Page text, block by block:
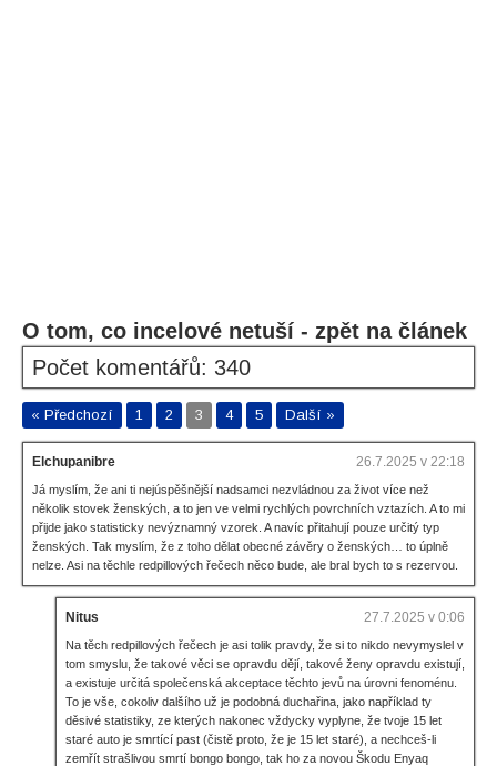
O tom, co incelové netuší - zpět na článek
Počet komentářů: 340
« Předchozí 1 2 3 4 5 Další »
Elchupanibre 26.7.2025 v 22:18
Já myslím, že ani ti nejúspěšnější nadsamci nezvládnou za život více než
několik stovek ženských, a to jen ve velmi rychlých povrchních vztazích. A to mi
přijde jako statisticky nevýznamný vzorek. A navíc přitahují pouze určitý typ
ženských. Tak myslím, že z toho dělat obecné závěry o ženských… to úplně
nelze. Asi na těchle redpillových řečech něco bude, ale bral bych to s rezervou.
Nitus 27.7.2025 v 0:06
Na těch redpillových řečech je asi tolik pravdy, že si to nikdo nevymyslel v
tom smyslu, že takové věci se opravdu dějí, takové ženy opravdu existují,
a existuje určitá společenská akceptace těchto jevů na úrovni fenoménu.
To je vše, cokoliv dalšího už je podobná duchařina, jako například ty
děsivé statistiky, ze kterých nakonec vždycky vyplyne, že tvoje 15 let
staré auto je smrtící past (čistě proto, že je 15 let staré), a nechceš-li
zemřít strašlivou smrtí bongo bongo, tak ho za novou Škodu Enyaq